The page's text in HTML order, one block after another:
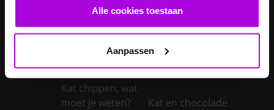
Alle cookies toestaan
Aanpassen
een kwaadaardige
tumor bij je kat
Kat adopteren
Kat buiten in de
winter
Kat chippen
kosten
Kat chippen, wat
moet je weten?
Kat en chocolade